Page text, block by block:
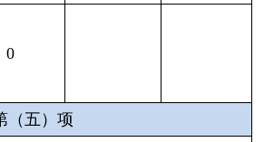
0
（五）项